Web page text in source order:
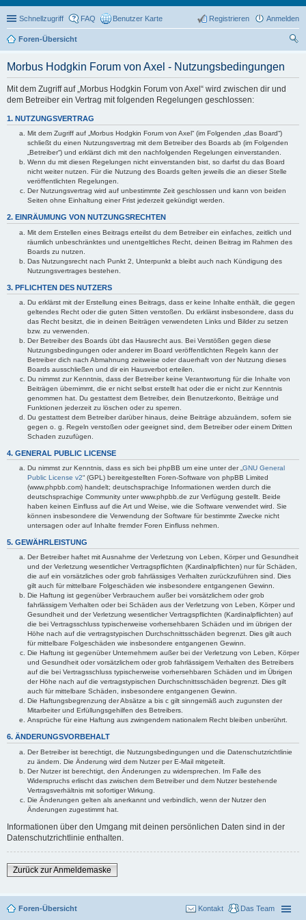
Schnellzugriff FAQ Benutzer Karte Anmelden
Registrieren
Foren-Übersicht
Morbus Hodgkin Forum von Axel - Nutzungsbedingungen
Mit dem Zugriff auf „Morbus Hodgkin Forum von Axel“ wird zwischen dir und
dem Betreiber ein Vertrag mit folgenden Regelungen geschlossen:
1. NUTZUNGSVERTRAG
Mit dem Zugriff auf „Morbus Hodgkin Forum von Axel“ (im Folgenden „das Board“)
schließt du einen Nutzungsvertrag mit dem Betreiber des Boards ab (im Folgenden
„Betreiber“) und erklärst dich mit den nachfolgenden Regelungen einverstanden.
Wenn du mit diesen Regelungen nicht einverstanden bist, so darfst du das Board
nicht weiter nutzen. Für die Nutzung des Boards gelten jeweils die an dieser Stelle
veröffentlichten Regelungen.
Der Nutzungsvertrag wird auf unbestimmte Zeit geschlossen und kann von beiden
Seiten ohne Einhaltung einer Frist jederzeit gekündigt werden.
2. EINRÄUMUNG VON NUTZUNGSRECHTEN
Mit dem Erstellen eines Beitrags erteilst du dem Betreiber ein einfaches, zeitlich und
räumlich unbeschränktes und unentgeltliches Recht, deinen Beitrag im Rahmen des
Boards zu nutzen.
Das Nutzungsrecht nach Punkt 2, Unterpunkt a bleibt auch nach Kündigung des
Nutzungsvertrages bestehen.
3. PFLICHTEN DES NUTZERS
Du erklärst mit der Erstellung eines Beitrags, dass er keine Inhalte enthält, die gegen
geltendes Recht oder die guten Sitten verstoßen. Du erklärst insbesondere, dass du
das Recht besitzt, die in deinen Beiträgen verwendeten Links und Bilder zu setzen
bzw. zu verwenden.
Der Betreiber des Boards übt das Hausrecht aus. Bei Verstößen gegen diese
Nutzungsbedingungen oder anderer im Board veröffentlichten Regeln kann der
Betreiber dich nach Abmahnung zeitweise oder dauerhaft von der Nutzung dieses
Boards ausschließen und dir ein Hausverbot erteilen.
Du nimmst zur Kenntnis, dass der Betreiber keine Verantwortung für die Inhalte von
Beiträgen übernimmt, die er nicht selbst erstellt hat oder die er nicht zur Kenntnis
genommen hat. Du gestattest dem Betreiber, dein Benutzerkonto, Beiträge und
Funktionen jederzeit zu löschen oder zu sperren.
Du gestattest dem Betreiber darüber hinaus, deine Beiträge abzuändern, sofern sie
gegen o. g. Regeln verstoßen oder geeignet sind, dem Betreiber oder einem Dritten
Schaden zuzufügen.
4. GENERAL PUBLIC LICENSE
Du nimmst zur Kenntnis, dass es sich bei phpBB um eine unter der „ GNU General
Public License v2“ (GPL) bereitgestellten Foren-Software von phpBB Limited
(www.phpbb.com) handelt; deutschsprachige Informationen werden durch die
deutschsprachige Community unter www.phpbb.de zur Verfügung gestellt. Beide
haben keinen Einfluss auf die Art und Weise, wie die Software verwendet wird. Sie
können insbesondere die Verwendung der Software für bestimmte Zwecke nicht
untersagen oder auf Inhalte fremder Foren Einfluss nehmen.
5. GEWÄHRLEISTUNG
Der Betreiber haftet mit Ausnahme der Verletzung von Leben, Körper und Gesundheit
und der Verletzung wesentlicher Vertragspflichten (Kardinalpflichten) nur für Schäden,
die auf ein vorsätzliches oder grob fahrlässiges Verhalten zurückzuführen sind. Dies
gilt auch für mittelbare Folgeschäden wie insbesondere entgangenen Gewinn.
Die Haftung ist gegenüber Verbrauchern außer bei vorsätzlichem oder grob
fahrlässigem Verhalten oder bei Schäden aus der Verletzung von Leben, Körper und
Gesundheit und der Verletzung wesentlicher Vertragspflichten (Kardinalpflichten) auf
die bei Vertragsschluss typischerweise vorhersehbaren Schäden und im übrigen der
Höhe nach auf die vertragstypischen Durchschnittsschäden begrenzt. Dies gilt auch
für mittelbare Folgeschäden wie insbesondere entgangenen Gewinn.
Die Haftung ist gegenüber Unternehmern außer bei der Verletzung von Leben, Körper
und Gesundheit oder vorsätzlichem oder grob fahrlässigem Verhalten des Betreibers
auf die bei Vertragsschluss typischerweise vorhersehbaren Schäden und im Übrigen
der Höhe nach auf die vertragstypischen Durchschnittsschäden begrenzt. Dies gilt
auch für mittelbare Schäden, insbesondere entgangenen Gewinn.
Die Haftungsbegrenzung der Absätze a bis c gilt sinngemäß auch zugunsten der
Mitarbeiter und Erfüllungsgehilfen des Betreibers.
Ansprüche für eine Haftung aus zwingendem nationalem Recht bleiben unberührt.
6. ÄNDERUNGSVORBEHALT
Der Betreiber ist berechtigt, die Nutzungsbedingungen und die Datenschutzrichtlinie
zu ändern. Die Änderung wird dem Nutzer per E-Mail mitgeteilt.
Der Nutzer ist berechtigt, den Änderungen zu widersprechen. Im Falle des
Widerspruchs erlischt das zwischen dem Betreiber und dem Nutzer bestehende
Vertragsverhältnis mit sofortiger Wirkung.
Die Änderungen gelten als anerkannt und verbindlich, wenn der Nutzer den
Änderungen zugestimmt hat.
Informationen über den Umgang mit deinen persönlichen Daten sind in der
Datenschutzrichtlinie enthalten.
Zurück zur Anmeldemaske
Foren-Übersicht Das Team
Kontakt